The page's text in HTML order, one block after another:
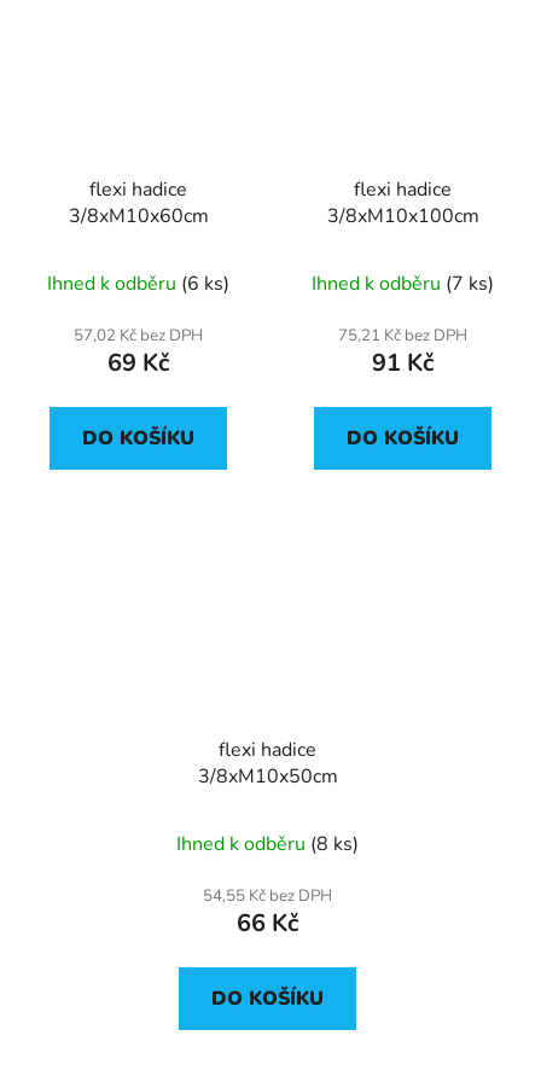
flexi hadice
3/8xM10x60cm
Ihned k odběru (6 ks)
57,02 Kč bez DPH
69 Kč
DO KOŠÍKU
flexi hadice
3/8xM10x100cm
Ihned k odběru (7 ks)
75,21 Kč bez DPH
91 Kč
DO KOŠÍKU
flexi hadice
3/8xM10x50cm
Ihned k odběru (8 ks)
54,55 Kč bez DPH
66 Kč
DO KOŠÍKU